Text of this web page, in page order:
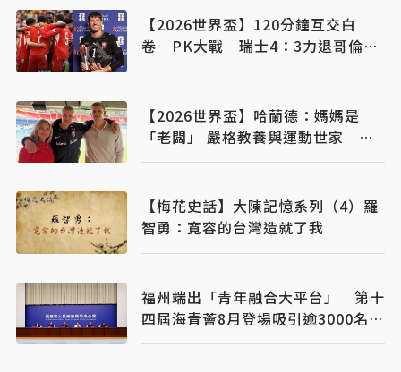
【2026世界盃】120分鐘互交白
卷 PK大戰 瑞士4：3力退哥倫比
亞
【2026世界盃】哈蘭德：媽媽是
「老闆」 嚴格教養與運動世家 成
就世界級前鋒
【梅花史話】大陳記憶系列（4）羅
智勇：寬容的台灣造就了我
福州端出「青年融合大平台」 第十
四屆海青薈8月登場吸引逾3000名台
青交流